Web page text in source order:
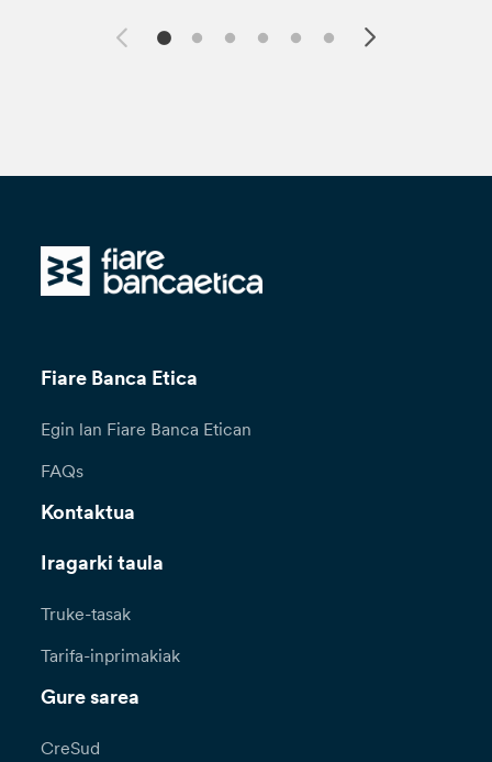
Fiare Banca Etica
Egin lan Fiare Banca Etican
FAQs
Kontaktua
Iragarki taula
Truke-tasak
Tarifa-inprimakiak
Gure sarea
CreSud